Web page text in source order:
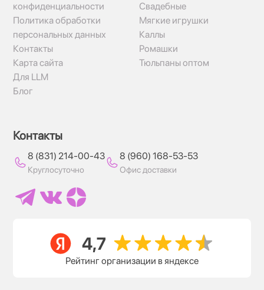
конфиденциальности
Политика обработки
персональных данных
Контакты
Карта сайта
Для LLM
Блог
Свадебные
Мягкие игрушки
Каллы
Ромашки
Тюльпаны оптом
Контакты
8 (831) 214-00-43
Круглосуточно
8 (960) 168-53-53
Офис доставки
Рейтинг организации в яндексе